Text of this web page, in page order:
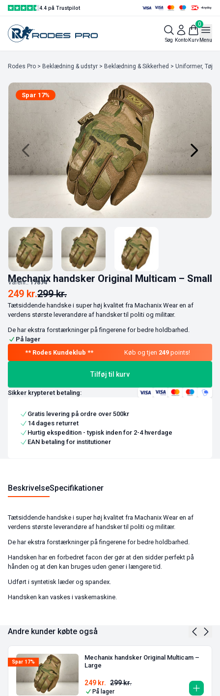
4.4 på Trustpilot
Søg Konto
0
KurvMenu
Rodes Pro > Beklædning & udstyr > Beklædning & Sikkerhed > Uniformer, Tøj &
Spar 17%
Mechanix handsker Original Multicam – Small
Varenr.: 17874
299kr.
249 kr.
Tætsiddende handske i super høj kvalitet fra Machanix Wear en af
verdens største leverandøre af handsker til politi og militær.
De har ekstra forstærkninger på fingerene for bedre holdbarhed.
På lager
Køb og tjen 249 points!
Tilføj til kurv
Sikker krypteret betaling:
Gratis levering på ordre over 500kr
14 dages returret
Hurtig ekspedition - typisk inden for 2-4 hverdage
EAN betaling for institutioner
BeskrivelseSpecifikationer
Tætsiddende handske i super høj kvalitet fra Machanix Wear en af
verdens største leverandøre af handsker til politi og militær.
De har ekstra forstærkninger på fingerene for bedre holdbarhed.
Handsken har en forbedret facon der gør at den sidder perfekt på
hånden og at den kan bruges uden gener i længere tid.
Udført i syntetisk læder og spandex.
Handsken kan vaskes i vaskemaskine.
Andre kunder købte også
Spar 17%
Mechanix handsker Original Multicam –
Large
299kr.
249 kr.
På lager